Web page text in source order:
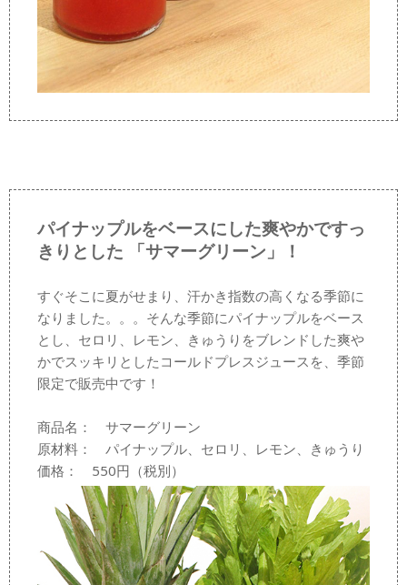
パイナップルをベースにした爽やかですっ
きりとした 「サマーグリーン」！
すぐそこに夏がせまり、汗かき指数の高くなる季節に
なりました。。。そんな季節にパイナップルをベース
とし、セロリ、レモン、きゅうりをブレンドした爽や
かでスッキリとしたコールドプレスジュースを、季節
限定で販売中です！
商品名： サマーグリーン
原材料： パイナップル、セロリ、レモン、きゅうり
価格： 550円（税別）